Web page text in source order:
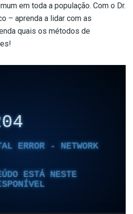
em toda a população. Com o Dr.
– aprenda a lidar com as
quais os métodos de